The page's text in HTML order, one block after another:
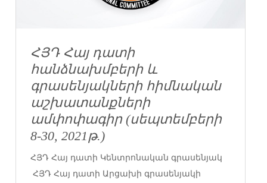
ՀՅԴ Հայ դատի
հանձնախմբերի և
գրասենյակների հիմնական
աշխատանքների
ամփոփագիր (սեպտեմբերի
8-30, 2021թ.)
ՀՅԴ Հայ դատի Կենտրոնական գրասենյակ
ՀՅԴ Հայ դատի Արցախի գրասենյակի